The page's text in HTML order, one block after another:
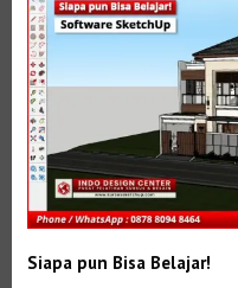
Siapa pun Bisa Belajar!